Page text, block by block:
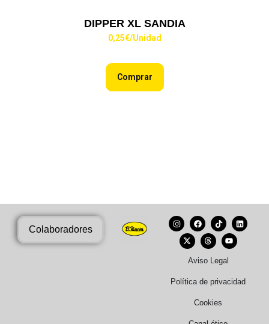
DIPPER XL SANDIA
0,25€/Unidad
Comprar
Colaboradores
Aviso Legal
Política de privacidad
Cookies